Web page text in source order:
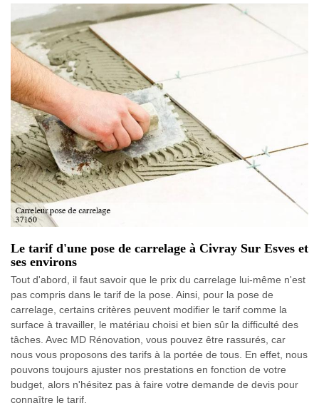
Le tarif d'une pose de carrelage à Civray Sur Esves et
ses environs
Tout d'abord, il faut savoir que le prix du carrelage lui-même n'est
pas compris dans le tarif de la pose. Ainsi, pour la pose de
carrelage, certains critères peuvent modifier le tarif comme la
surface à travailler, le matériau choisi et bien sûr la difficulté des
tâches. Avec MD Rénovation, vous pouvez être rassurés, car
nous vous proposons des tarifs à la portée de tous. En effet, nous
pouvons toujours ajuster nos prestations en fonction de votre
budget, alors n'hésitez pas à faire votre demande de devis pour
connaître le tarif.